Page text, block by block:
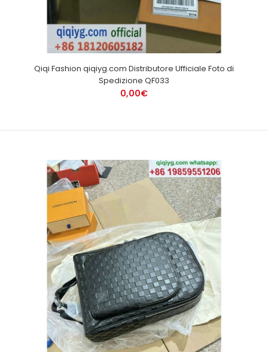
Qiqi Fashion qiqiyg.com Distributore Ufficiale Foto di
Spedizione QF033
0,00€